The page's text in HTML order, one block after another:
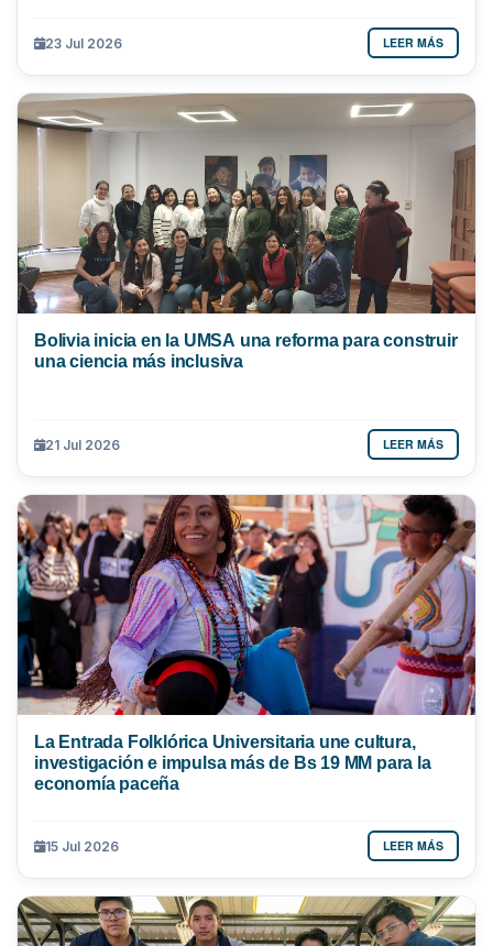
23 Jul 2026 LEER MÁS
Bolivia inicia en la UMSA una reforma para construir
una ciencia más inclusiva
21 Jul 2026 LEER MÁS
La Entrada Folklórica Universitaria une cultura,
investigación e impulsa más de Bs 19 MM para la
economía paceña
15 Jul 2026 LEER MÁS